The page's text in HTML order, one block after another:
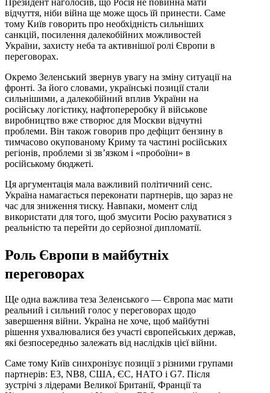
відчуття, ніби війна ще може щось їй принести. Саме
тому Київ говорить про необхідність сильніших
санкцій, посилення далекобійних можливостей
України, захисту неба та активнішої ролі Європи в
переговорах.
Окремо Зеленський звернув увагу на зміну ситуації на
фронті. За його словами, українські позиції стали
сильнішими, а далекобійний вплив України на
російську логістику, нафтопереробку й військове
виробництво вже створює для Москви відчутні
проблеми. Він також говорив про дефіцит бензину в
тимчасово окупованому Криму та частині російських
регіонів, проблеми зі зв’язком і «пробоїни» в
російському бюджеті.
Ця аргументація мала важливий політичний сенс.
Україна намагається переконати партнерів, що зараз не
час для зниження тиску. Навпаки, момент слід
використати для того, щоб змусити Росію рахуватися з
реальністю та перейти до серйозної дипломатії.
Роль Європи в майбутніх
переговорах
Ще одна важлива теза Зеленського — Європа має мати
реальний і сильний голос у переговорах щодо
завершення війни. Україна не хоче, щоб майбутні
рішення ухвалювалися без участі європейських держав,
які безпосередньо залежать від наслідків цієї війни.
Саме тому Київ синхронізує позиції з різними групами
партнерів: E3, NB8, США, ЄС, НАТО і G7. Після
зустрічі з лідерами Великої Британії, Франції та